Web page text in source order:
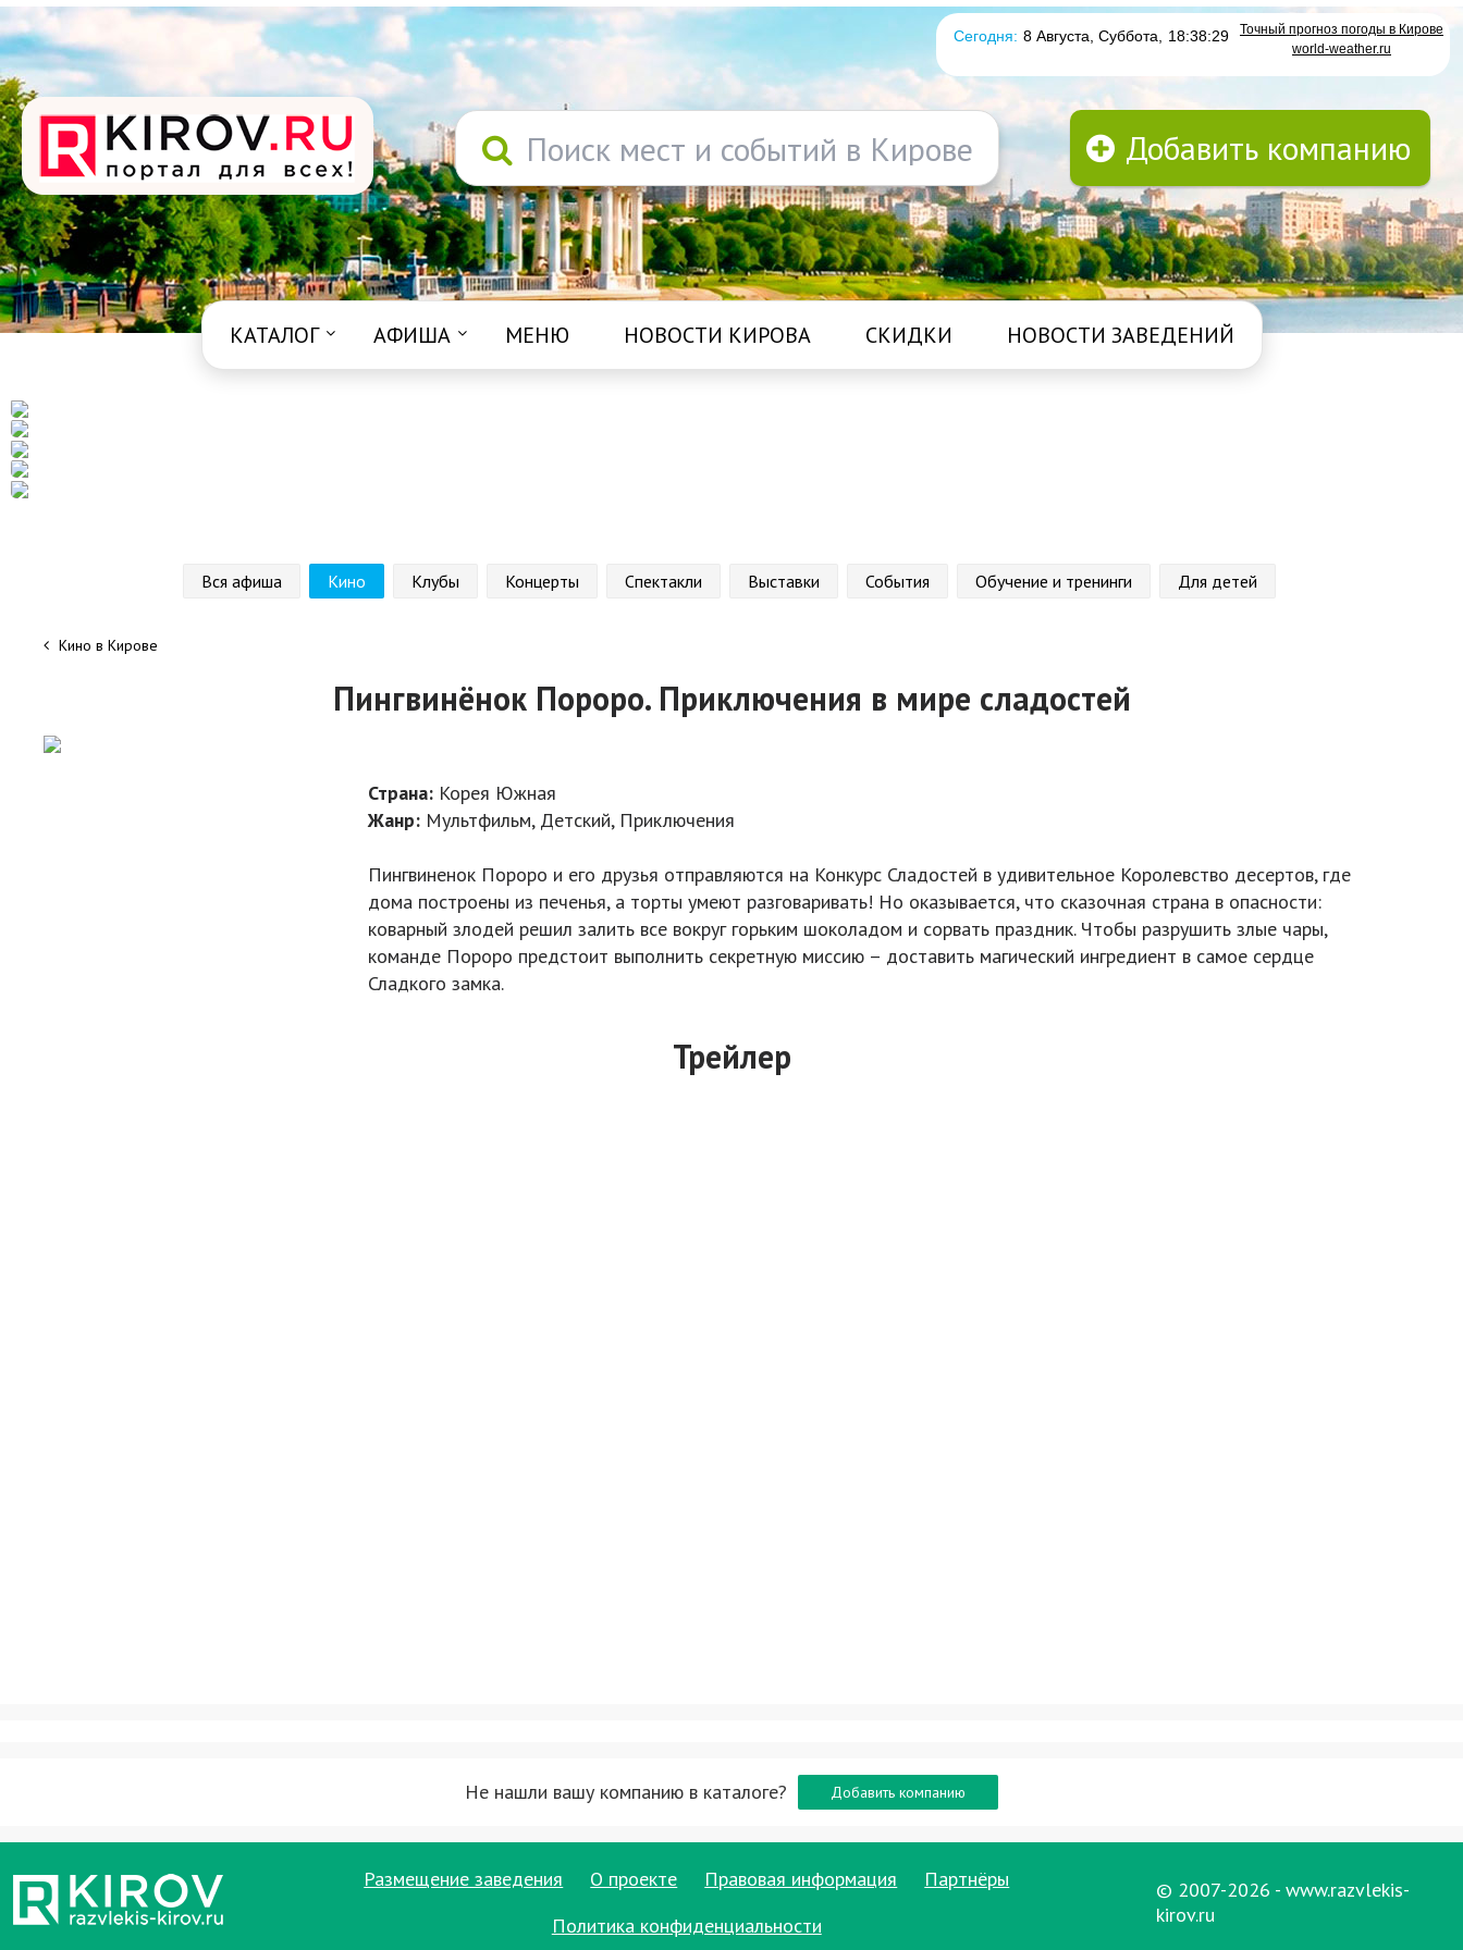
Сегодня: 8 Августа, Суббота 18:38:30
Точный прогноз погоды в Кирове
world-weather.ru
Поиск мест и событий в Кирове Добавить компанию
КАТАЛОГ АФИША МЕНЮ НОВОСТИ КИРОВА СКИДКИ НОВОСТИ ЗАВЕДЕНИЙ
Вся афиша Кино Клубы Концерты Спектакли Выставки События Обучение и тренинги Для детей
Кино в Кирове
Пингвинёнок Пороро. Приключения в мире сладостей
Страна: Корея Южная
Жанр: Мультфильм, Детский, Приключения
Пингвиненок Пороро и его друзья отправляются на Конкурс Сладостей в удивительное Королевство десертов, где
дома построены из печенья, а торты умеют разговаривать! Но оказывается, что сказочная страна в опасности:
коварный злодей решил залить все вокруг горьким шоколадом и сорвать праздник. Чтобы разрушить злые чары,
команде Пороро предстоит выполнить секретную миссию – доставить магический ингредиент в самое сердце
Сладкого замка.
Трейлер
Не нашли вашу компанию в каталоге? Добавить компанию
Размещение заведения О проекте Правовая информация
Партнёры
Политика конфиденциальности
© 2007-2026 - www.razvlekis-
kirov.ru